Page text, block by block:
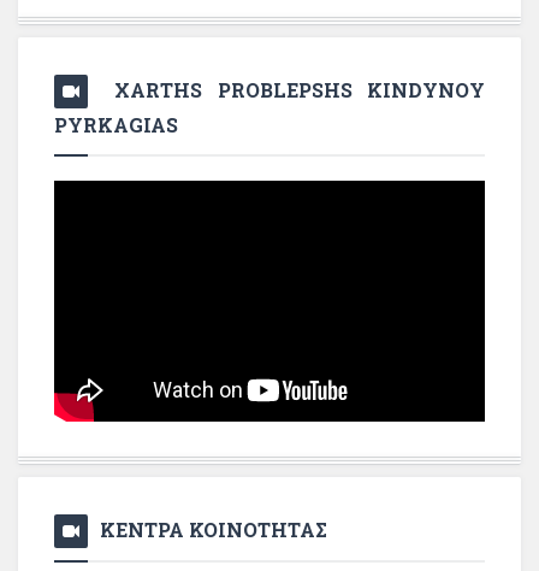
XARTHS PROBLEPSHS KINDYNOY
PYRKAGIAS
ΚΕΝΤΡΑ ΚΟΙΝΟΤΗΤΑΣ